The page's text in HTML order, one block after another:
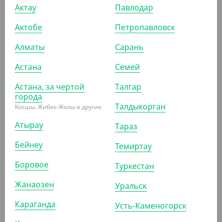
АРТ. 25038
16 963.20₸
(37.20₸/ШТ)
Контейнер под запайку с делением 50/50, черный,
Актау
Актобе
Алматы
Астана
Астана, за чертой
города
Косшы, Жибек-Жолы и другие
Атырау
Бейнеу
Боровое
Жанаозен
Караганда
Павлодар
Петропавловск
Сарань
Семей
Талгар
Талдыкорган
Тараз
Темиртау
Туркестан
Уральск
Усть-Каменогорск